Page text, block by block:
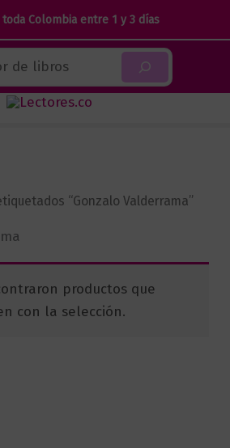
toda Colombia entre 1 y 3 días
“Gonzalo Valderrama”
productos que
con la selección.